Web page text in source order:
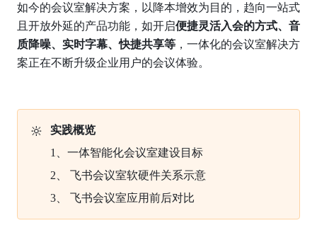
如今的会议室解决方案，以降本增效为目的，趋向一站式
且开放外延的产品功能，如开启便捷灵活入会的方式、音
质降噪、实时字幕、快捷共享等，一体化的会议室解决方
案正在不断升级企业用户的会议体验。
🔆
实践概览
1、一体智能化会议室建设目标
2、 飞书会议室软硬件关系示意
3、 飞书会议室应用前后对比